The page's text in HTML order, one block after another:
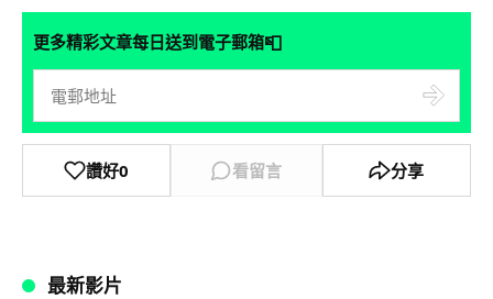
更多精彩文章每日送到電子郵箱📮
讚好0 看留言 分享
最新影片